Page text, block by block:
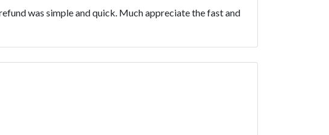
was simple and quick. Much appreciate the fast and